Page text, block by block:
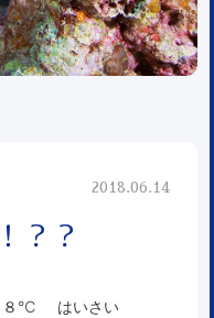
2018.06.14
？？
８℃ はいさい